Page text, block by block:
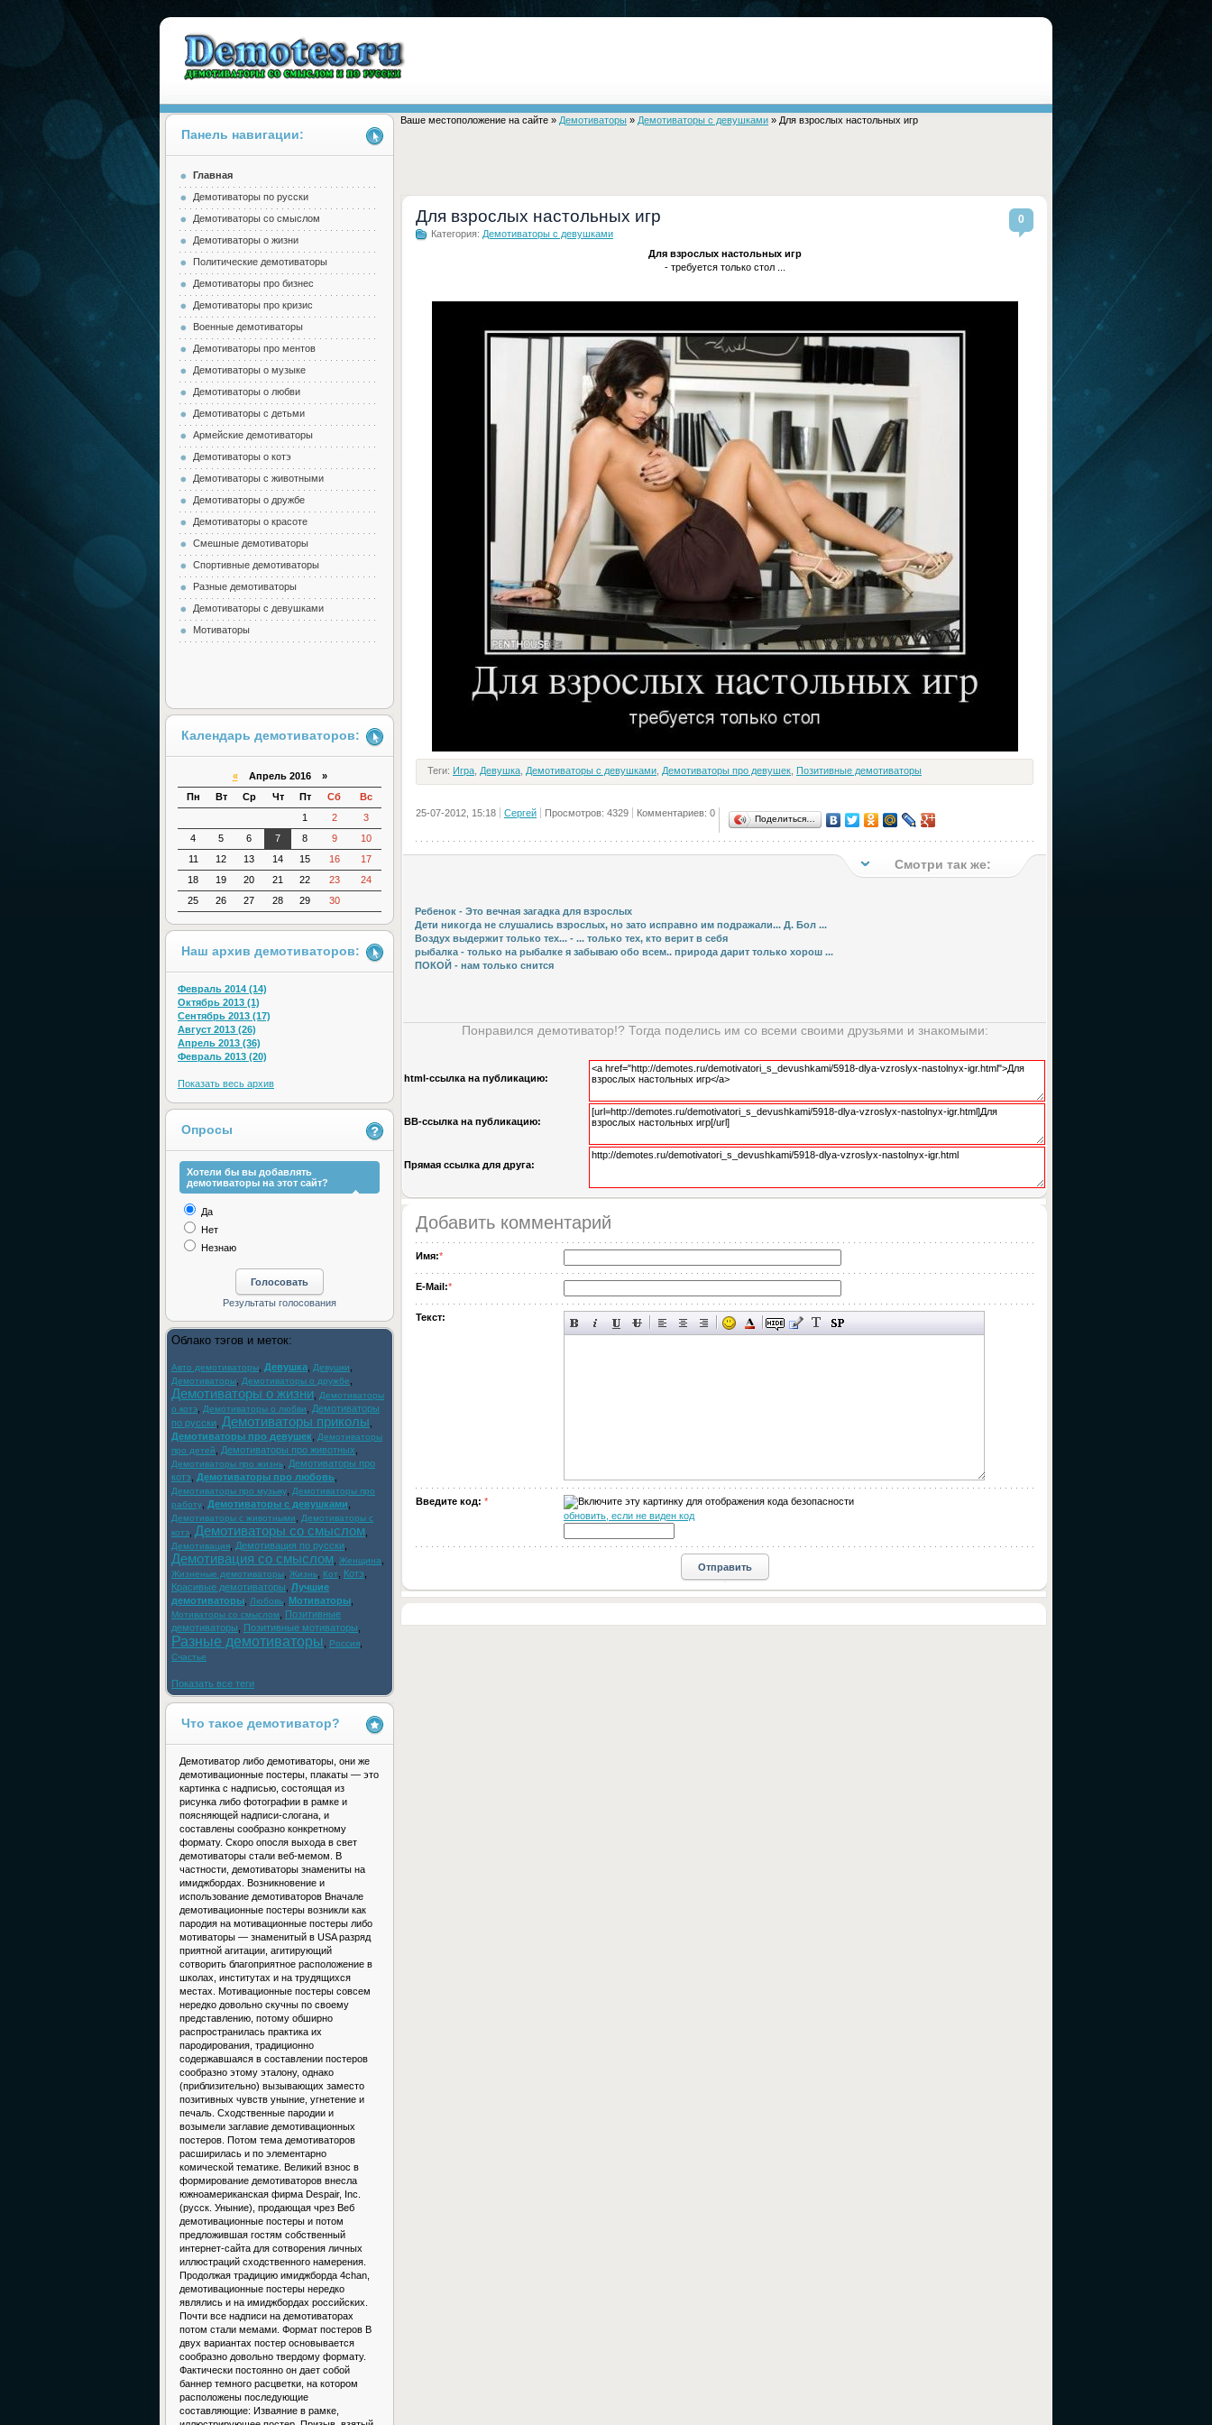
Demotes.ru
Ваше местоположение на сайте » Демотиваторы » Демотиваторы с девушками » Для взрослых настольных игр
0
Для взрослых настольных игр
Категория: Демотиваторы с девушками
Для взрослых настольных игр
- требуется только стол ...
Теги: Игра Девушка Демотиваторы с девушками Демотиваторы про девушек Позитивные демотиваторы
25-07-2012, 15:18 Сергей Просмотров: 4329 Комментариев: 0
Поделиться…
Смотри так же:
Ребенок - Это вечная загадка для взрослых
Дети никогда не слушались взрослых, но зато исправно им подражали... Д. Бол ...
Воздух выдержит только тех... - ... только тех, кто верит в себя
рыбалка - только на рыбалке я забываю обо всем.. природа дарит только хорош ...
ПОКОЙ - нам только снится
Понравился демотиватор!? Тогда поделись им со всеми своими друзьями и знакомыми:
html-cсылка на публикацию:
BB-cсылка на публикацию:
Прямая ссылка для друга:
Добавить комментарий
Имя:*
E-Mail:*
Текст:
Введите код: *
обновить, если не виден код
Панель навигации:
Главная
Демотиваторы по русски
Демотиваторы со смыслом
Демотиваторы о жизни
Политические демотиваторы
Демотиваторы про бизнес
Демотиваторы про кризис
Военные демотиваторы
Демотиваторы про ментов
Демотиваторы о музыке
Демотиваторы о любви
Демотиваторы с детьми
Армейские демотиваторы
Демотиваторы о котэ
Демотиваторы с животными
Демотиваторы о дружбе
Демотиваторы о красоте
Смешные демотиваторы
Спортивные демотиваторы
Разные демотиваторы
Демотиваторы с девушками
Мотиваторы
Календарь демотиваторов:
«Апрель 2016 »
Пн
Вт Ср Чт Пт Сб
Вс
1
2
3
4
5 6 7 8 9
10
11
12 13 14 15 16
17
18
19 20 21 22 23
24
25
26 27 28 29 30
Наш архив демотиваторов:
Февраль 2014 (14)
Октябрь 2013 (1)
Сентябрь 2013 (17)
Август 2013 (26)
Апрель 2013 (36)
Февраль 2013 (20)
Показать весь архив
Опросы
Хотели бы вы добавлять
демотиваторы на этот сайт?
Да
Нет
Незнаю
Облако тэгов и меток:
Авто демотиваторы Девушка Девушки
Демотиваторы Демотиваторы о дружбе
Демотиваторы о жизни
Демотиваторы
о котэ
Демотиваторы о любви
Демотиваторы
по русски Демотиваторы приколы
Демотиваторы про девушек
Демотиваторы
про детей
Демотиваторы про животных
Демотиваторы про жизнь
Демотиваторы про
котэ
Демотиваторы про любовь
Демотиваторы про музыку
Демотиваторы про
работу
Демотиваторы с девушками
Демотиваторы с животными
Демотиваторы с
котэ
Демотиваторы со смыслом
Демотивация Демотивация по русски
Демотивация со смыслом Женщина
Жизненые демотиваторы Жизнь Кот Котэ
Красивые демотиваторы Лучшие
демотиваторы
Любовь Мотиваторы
Мотиваторы со смыслом
Позитивные
демотиваторы
Позитивные мотиваторы
Разные демотиваторы Россия
Счастье
Показать все теги
Что такое демотиватор?
Демотиватор либо демотиваторы, они же
демотивационные постеры, плакаты — это
картинка с надписью, состоящая из
рисунка либо фотографии в рамке и
поясняющей надписи-слогана, и
составлены сообразно конкретному
формату. Скоро опосля выхода в свет
демотиваторы стали веб-мемом. В
частности, демотиваторы знамениты на
имиджбордах. Возникновение и
использование демотиваторов Вначале
демотивационные постеры возникли как
пародия на мотивационные постеры либо
мотиваторы — знаменитый в USA разряд
приятной агитации, агитирующий
сотворить благоприятное расположение в
школах, институтах и на трудящихся
местах. Мотивационные постеры совсем
нередко довольно скучны по своему
представлению, потому обширно
распространилась практика их
пародирования, традиционно
содержавшаяся в составлении постеров
сообразно этому эталону, однако
(приблизительно) вызывающих заместо
позитивных чувств уныние, угнетение и
печаль. Сходственные пародии и
возымели заглавие демотивационных
постеров. Потом тема демотиваторов
расширилась и по элементарно
комической тематике. Великий взнос в
формирование демотиваторов внесла
южноамериканская фирма Despair, Inc.
(русск. Уныние), продающая чрез Веб
демотивационные постеры и потом
предложившая гостям собственный
интернет-сайта для сотворения личных
иллюстраций сходственного намерения.
Продолжая традицию имиджборда 4chan,
демотивационные постеры нередко
являлись и на имиджбордах российских.
Почти все надписи на демотиваторах
потом стали мемами. Формат постеров В
двух вариантах постер основывается
сообразно довольно твердому формату.
Фактически постоянно он дает собой
баннер темного расцветки, на котором
расположены последующие
составляющие: Изваяние в рамке,